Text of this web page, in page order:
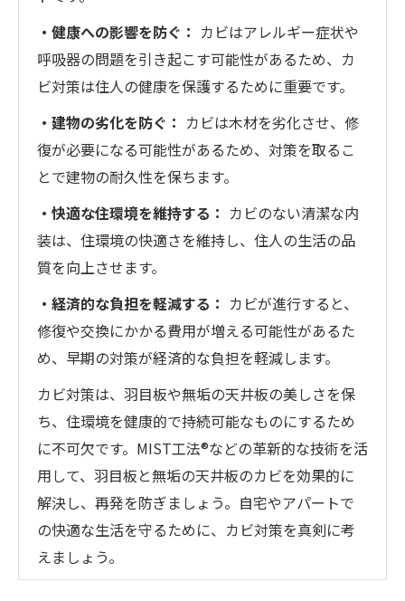
・健康への影響を防ぐ： カビはアレルギー症状や
呼吸器の問題を引き起こす可能性があるため、カ
ビ対策は住人の健康を保護するために重要です。
・建物の劣化を防ぐ： カビは木材を劣化させ、修
復が必要になる可能性があるため、対策を取るこ
とで建物の耐久性を保ちます。
・快適な住環境を維持する： カビのない清潔な内
装は、住環境の快適さを維持し、住人の生活の品
質を向上させます。
・経済的な負担を軽減する： カビが進行すると、
修復や交換にかかる費用が増える可能性があるた
め、早期の対策が経済的な負担を軽減します。
カビ対策は、羽目板や無垢の天井板の美しさを保
ち、住環境を健康的で持続可能なものにするため
に不可欠です。MIST工法®などの革新的な技術を活
用して、羽目板と無垢の天井板のカビを効果的に
解決し、再発を防ぎましょう。自宅やアパートで
の快適な生活を守るために、カビ対策を真剣に考
えましょう。